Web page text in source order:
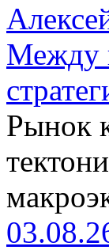
Между
Рынок